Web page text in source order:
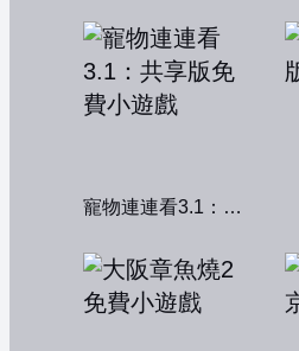
寵物連連看3.1：共享版